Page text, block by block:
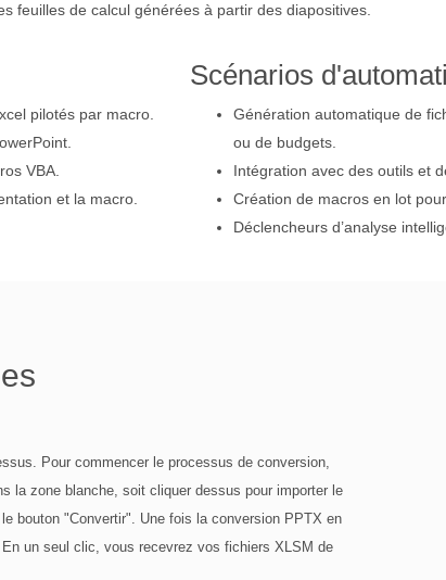
feuilles de calcul générées à partir des diapositives.
pilotés par macro.
VBA.
et la macro.
Scénarios
Génération automatique de
ou de budgets.
Intégration avec des outils et
Création de macros en lot
Déclencheurs d’analyse
Pour commencer le processus de conversion,
la zone blanche, soit cliquer dessus pour importer le
bouton "Convertir". Une fois la conversion PPTX en
un seul clic, vous recevrez vos fichiers XLSM de